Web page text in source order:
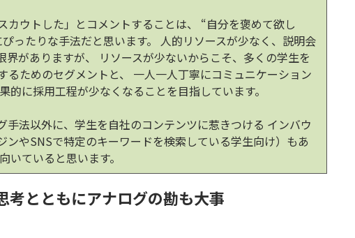
カウトした」とコメントすることは、 “自分を褒めて欲し
ったりな手法だと思います。 人的リソースが少なく、説明会
がありますが、 リソースが少ないからこそ、多くの学生を
るためのセグメントと、 一人一人丁寧にコミュニケーション
的に採用工程が少なくなることを目指しています。
手法以外に、学生を自社のコンテンツに惹きつける インバウ
ンやSNSで特定のキーワードを検索している学生向け）もあ
いていると思います。
考とともにアナログの勘も大事